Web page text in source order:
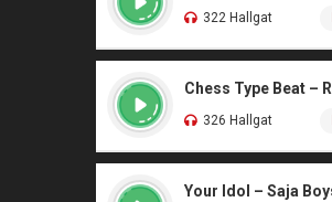
322 Hallgat
326 Hallgat